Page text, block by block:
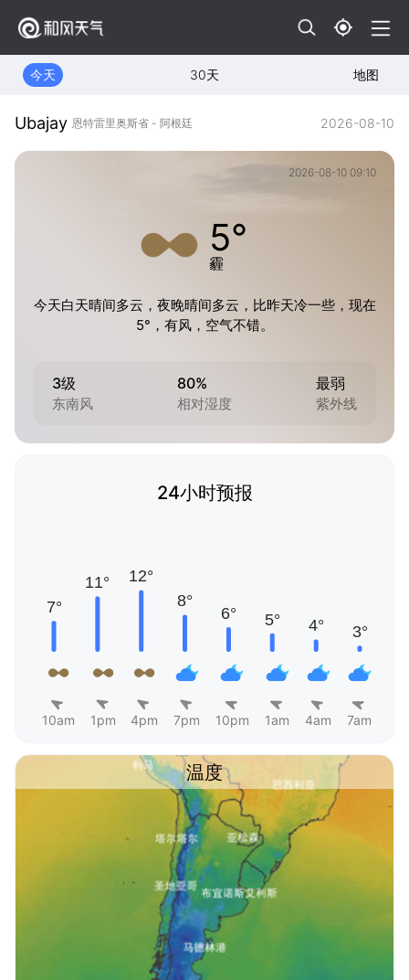
今天 30天 地图
Ubajay 恩特雷里奥斯省 - 阿根廷 2026-08-10
2026-08-10 09:10
5°
霾
今天白天晴间多云，夜晚晴间多云，比昨天冷一些，现在
5°，有风，空气不错。
3级
东南风
80%
相对湿度
最弱
紫外线
24小时预报
10am 1pm 4pm 7pm 10pm 1am 4am 7am
温度